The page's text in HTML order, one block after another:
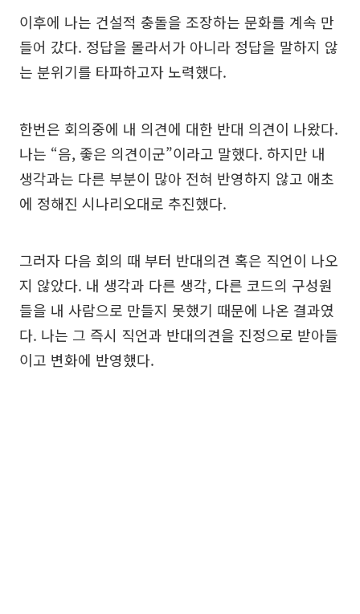
이후에 나는 건설적 충돌을 조장하는 문화를 계속 만
들어 갔다. 정답을 몰라서가 아니라 정답을 말하지 않
는 분위기를 타파하고자 노력했다.
한번은 회의중에 내 의견에 대한 반대 의견이 나왔다.
나는 “음, 좋은 의견이군”이라고 말했다. 하지만 내
생각과는 다른 부분이 많아 전혀 반영하지 않고 애초
에 정해진 시나리오대로 추진했다.
그러자 다음 회의 때 부터 반대의견 혹은 직언이 나오
지 않았다. 내 생각과 다른 생각, 다른 코드의 구성원
들을 내 사람으로 만들지 못했기 때문에 나온 결과였
다. 나는 그 즉시 직언과 반대의견을 진정으로 받아들
이고 변화에 반영했다.